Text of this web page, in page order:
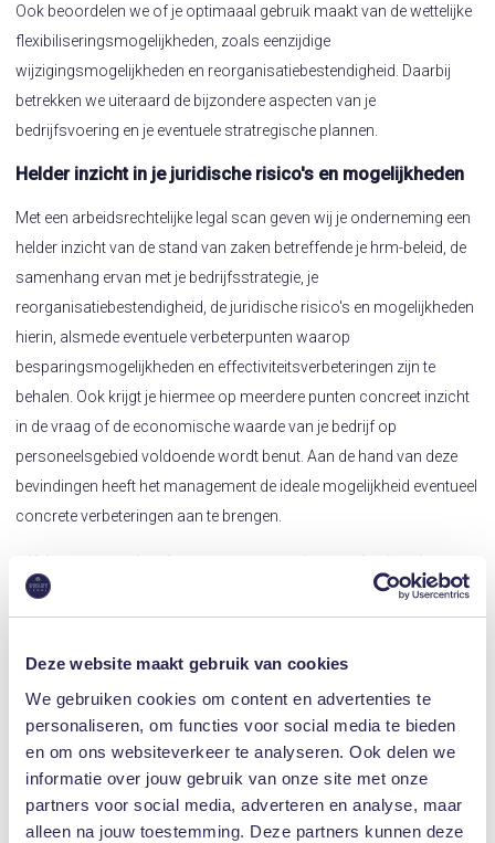
Deze website maakt gebruik van cookies
We gebruiken cookies om content en advertenties te
personaliseren, om functies voor social media te bieden
en om ons websiteverkeer te analyseren. Ook delen we
informatie over jouw gebruik van onze site met onze
partners voor social media, adverteren en analyse, maar
alleen na jouw toestemming. Deze partners kunnen deze
Ook beoordelen we of je optimaaal gebruik maakt van de wettelijke
flexibiliseringsmogelijkheden, zoals eenzijdige
wijzigingsmogelijkheden en reorganisatiebestendigheid. Daarbij
betrekken we uiteraard de bijzondere aspecten van je
bedrijfsvoering en je eventuele stratregische plannen.
Helder inzicht in je juridische risico's en mogelijkheden
Met een arbeidsrechtelijke legal scan geven wij je onderneming een
helder inzicht van de stand van zaken betreffende je hrm-beleid, de
samenhang ervan met je bedrijfsstrategie, je
reorganisatiebestendigheid, de juridische risico's en mogelijkheden
hierin, alsmede eventuele verbeterpunten waarop
besparingsmogelijkheden en effectiviteitsverbeteringen zijn te
behalen. Ook krijgt je hiermee op meerdere punten concreet inzicht
in de vraag of de economische waarde van je bedrijf op
personeelsgebied voldoende wordt benut. Aan de hand van deze
bevindingen heeft het management de ideale mogelijkheid eventueel
concrete verbeteringen aan te brengen.
Klik hier om onze brochure over onze Legal Scan Arbeidsrecht te
downloaden.
Je kunt in onze juridische webshop vrijblijvend een
legal scan arbeidsrecht aanvragen. Of bel ons gerust eens voor een
Juridische Informatie